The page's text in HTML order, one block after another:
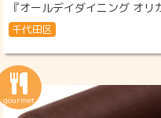
『オールデイダイニング オ
千代田区